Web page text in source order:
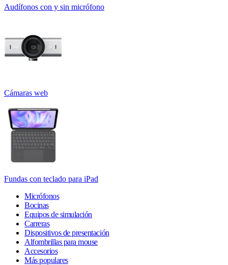
Audífonos con y sin micrófono
Cámaras web
Fundas con teclado para iPad
Micrófonos
Bocinas
Equipos de simulación
Carreras
Dispositivos de presentación
Alfombrillas para mouse
Accesorios
Más populares